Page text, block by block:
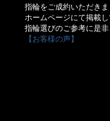
指輪をご成約いただき
ホームページにて掲載し
指輪選びのご参考に是非
【お客様の声】